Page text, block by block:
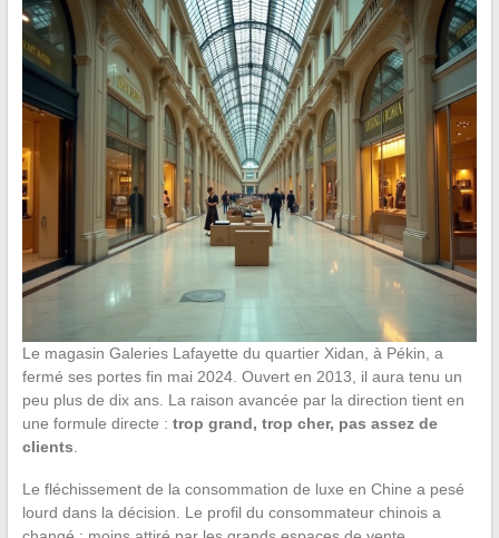
Le magasin Galeries Lafayette du quartier Xidan, à Pékin, a
fermé ses portes fin mai 2024. Ouvert en 2013, il aura tenu un
peu plus de dix ans. La raison avancée par la direction tient en
une formule directe : trop grand, trop cher, pas assez de
clients
Le fléchissement de la consommation de luxe en Chine a pesé
lourd dans la décision. Le profil du consommateur chinois a